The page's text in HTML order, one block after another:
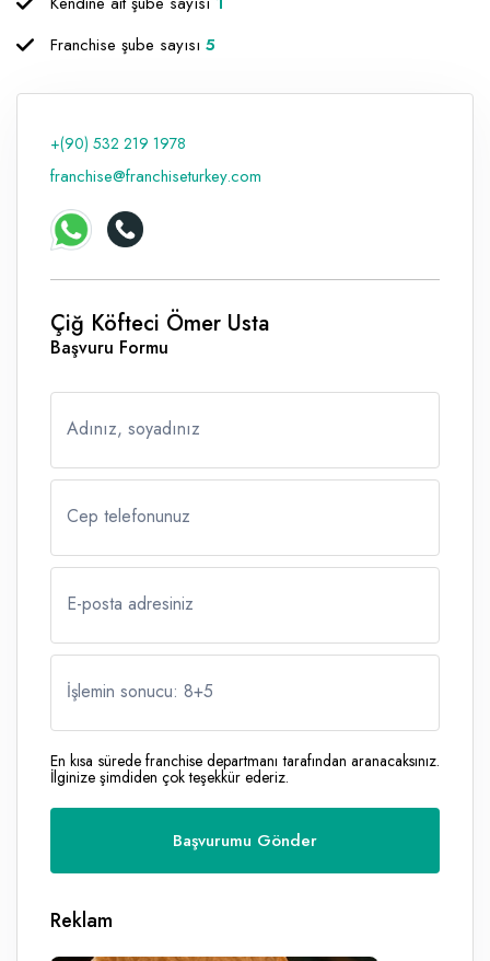
Franchise şube sayısı 5
+(90) 532 219 1978
franchise@franchiseturkey.com
Çiğ Köfteci Ömer Usta
Başvuru Formu
Adınız, soyadınız
Cep telefonunuz
E-posta adresiniz
İşlemin sonucu: 8+5
En kısa sürede franchise departmanı tarafından aranacaksınız.
İlginize şimdiden çok teşekkür ederiz.
Reklam